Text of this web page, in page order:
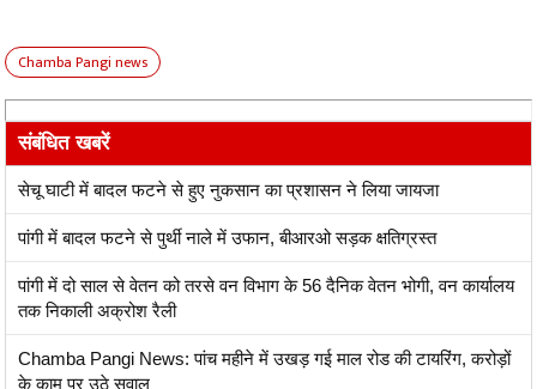
Chamba Pangi news
संबंधित खबरें
सेचू घाटी में बादल फटने से हुए नुकसान का प्रशासन ने लिया जायजा
पांगी में बादल फटने से पुर्थी नाले में उफान, बीआरओ सड़क क्षतिग्रस्त
पांगी में दो साल से वेतन को तरसे वन विभाग के 56 दैनिक वेतन भोगी, वन कार्यालय
तक निकाली अक्रोश रैली
Chamba Pangi News: पांच महीने में उखड़ गई माल रोड की टायरिंग, करोड़ों
के काम पर उठे सवाल